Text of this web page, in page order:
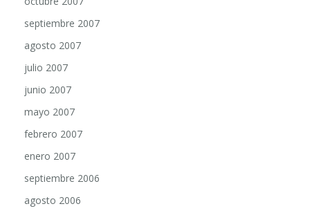
septiembre 2007
agosto 2007
julio 2007
junio 2007
mayo 2007
febrero 2007
enero 2007
septiembre 2006
agosto 2006
julio 2006